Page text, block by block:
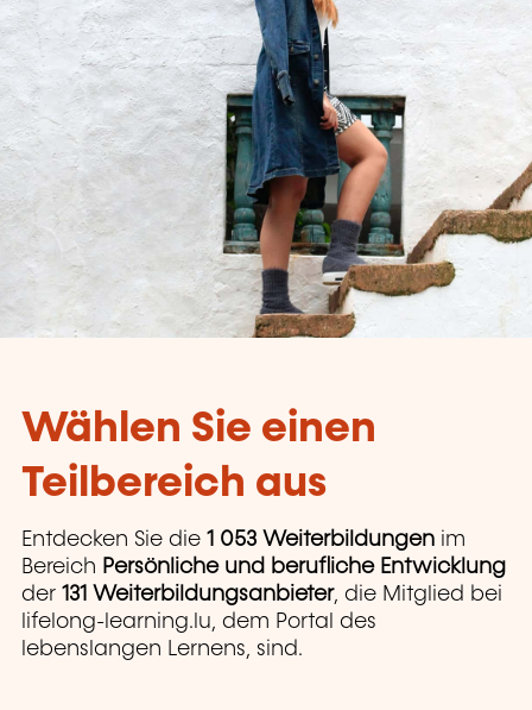
Wählen Sie einen
Teilbereich aus
Entdecken Sie die 1 053 Weiterbildungen im
Bereich Persönliche und berufliche Entwicklung
der 131 Weiterbildungsanbieter, die Mitglied bei
lifelong-learning.lu, dem Portal des
lebenslangen Lernens, sind.